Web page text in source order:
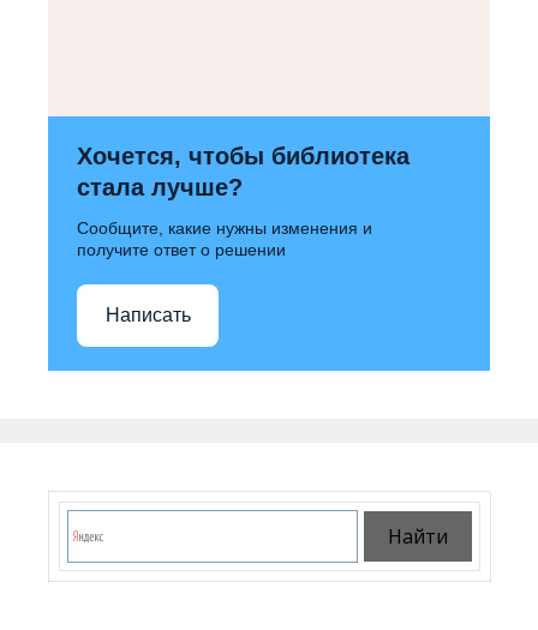
Хочется, чтобы библиотека
стала лучше?
Сообщите, какие нужны изменения и
получите ответ о решении
Написать